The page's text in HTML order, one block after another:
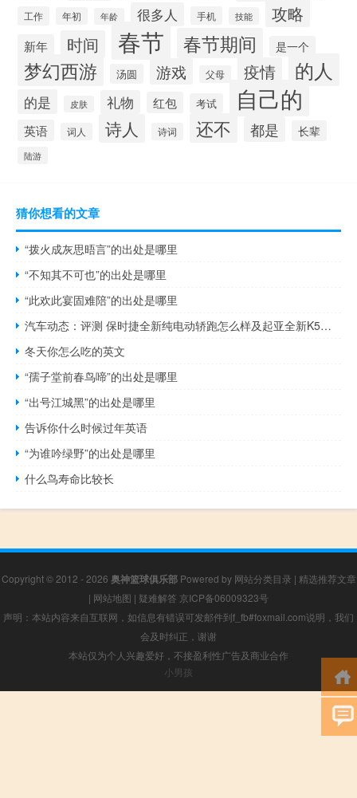
工作 年初 年龄 很多人 手机 技能 攻略
新年 时间 春节 春节期间 是一个
梦幻西游 汤圆 游戏 父母 疫情 的人
的是 皮肤 礼物 红包 考试 自己的
英语 词人 诗人 诗词 还不 都是 长辈
陆游
猜你想看的文章
“拨火成灰思晤言”的出处是哪里
“不知其不可也”的出处是哪里
“此欢此宴固难陪”的出处是哪里
汽车动态：评测 保时捷全新纯电动轿跑怎么样及起亚全新K5怎么样
冬天你怎么吃的英文
“孺子堂前春鸟啼”的出处是哪里
“出号江城黑”的出处是哪里
告诉你什么时候过年英语
“为谁吟绿野”的出处是哪里
什么鸟寿命比较长
Copyright © 2012 - 2026 奥神篮球俱乐部Powered by 网站分类目录 | 精选推荐文章
| 网站地图 | 疑难解答 京ICP备06009323号
声明：本站内容来自互联网，如信息有错误可发邮件到f_fb#foxmail.com说明，我们
会及时纠正，谢谢
本站仅为个人兴趣爱好，不接盈利性广告及商业合作
小男孩